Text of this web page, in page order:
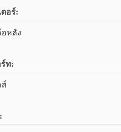
อร์:
หลัง
ท:
ส์